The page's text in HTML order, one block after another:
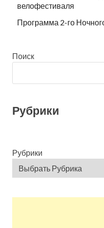
велофестиваля
Программа 2-го
Поиск
Рубрики
Рубрики